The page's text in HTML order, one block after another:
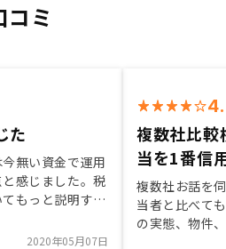
コミ
た
無い資金で運用
感じました。税
もっと説明すべ
2020年05月07日
複数社比較
当を1番信
複数社お話を
当者と比べて
の実態、物件